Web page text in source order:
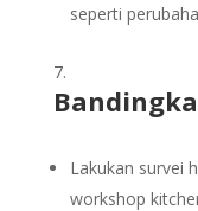
seperti
Lakukan survei
workshop